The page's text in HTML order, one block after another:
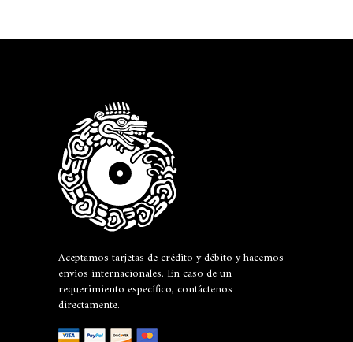
Aceptamos tarjetas de crédito y débito y hacemos
envíos internacionales. En caso de un
requerimiento específico, contáctenos
directamente.